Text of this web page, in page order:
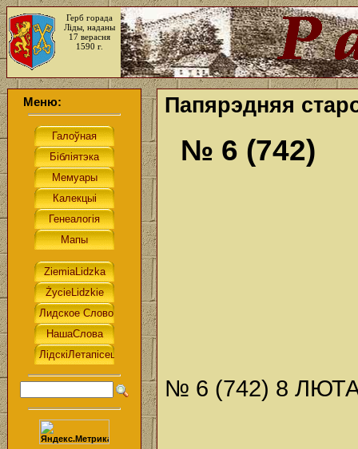
Герб горада
Ліды, наданы
17 верасня
1590 г.
Меню: Папярэдняя
№ 6 (742)
№ 6 (742) 8